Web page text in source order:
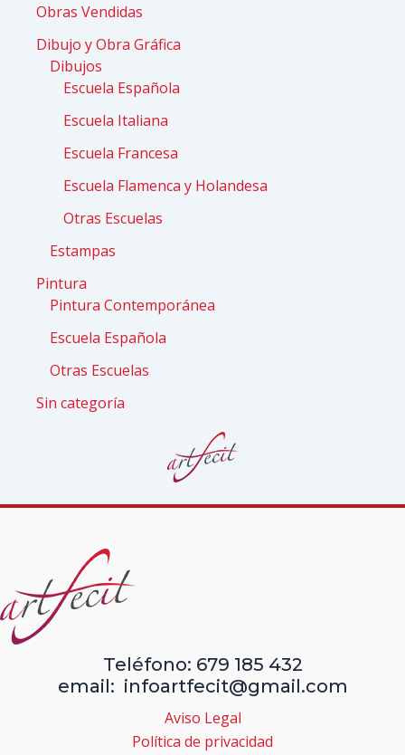
Obras Vendidas
Dibujo y Obra Gráfica
Dibujos
Escuela Española
Escuela Italiana
Escuela Francesa
Escuela Flamenca y Holandesa
Otras Escuelas
Estampas
Pintura
Pintura Contemporánea
Escuela Española
Otras Escuelas
Sin categoría
Teléfono: 679 185 432
email: infoartfecit@gmail.com
Aviso Legal
Política de privacidad